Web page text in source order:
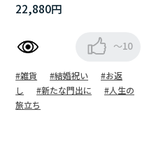
22,880円
～10
#雑貨 #結婚祝い
#お返
し
#新たな門出に
#人生の
旅立ち